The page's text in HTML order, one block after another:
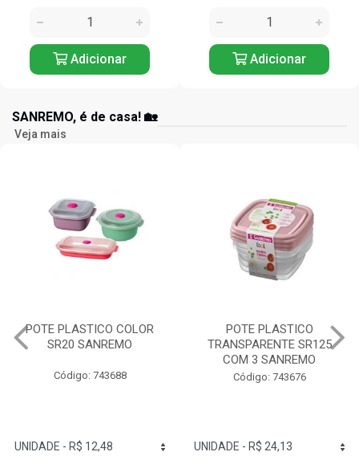
Adicionar Adicionar
SANREMO, é de casa! 🏡
Veja mais
POTE PLASTICO COLOR
SR20 SANREMO
Código: 743688
POTE PLASTICO
TRANSPARENTE SR125
COM 3 SANREMO
Código: 743676